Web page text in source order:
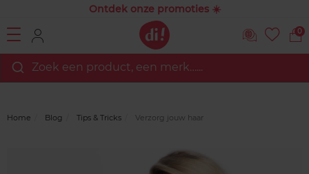
Ontdek onze promoties ☀️
0
Zoek een product, een merk…...
Home Blog Tips & Tricks Verzorg jouw haar